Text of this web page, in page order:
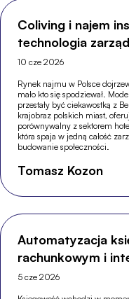
Coliving i najem
technologia
10 cze 2026
Rynek najmu w Polsce
mało kto się spodziewał.
przestały być ciekawostką z
krajobraz polskich miast,
porównywalny z sektorem
która spaja w jedną całość
budowanie społeczności.
Tomasz Kozon
Automatyzacja
rachunkowym i
5 cze 2026